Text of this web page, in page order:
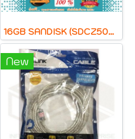
16GB SANDISK (SDCZ50C) CRUZER BLADE Green
New